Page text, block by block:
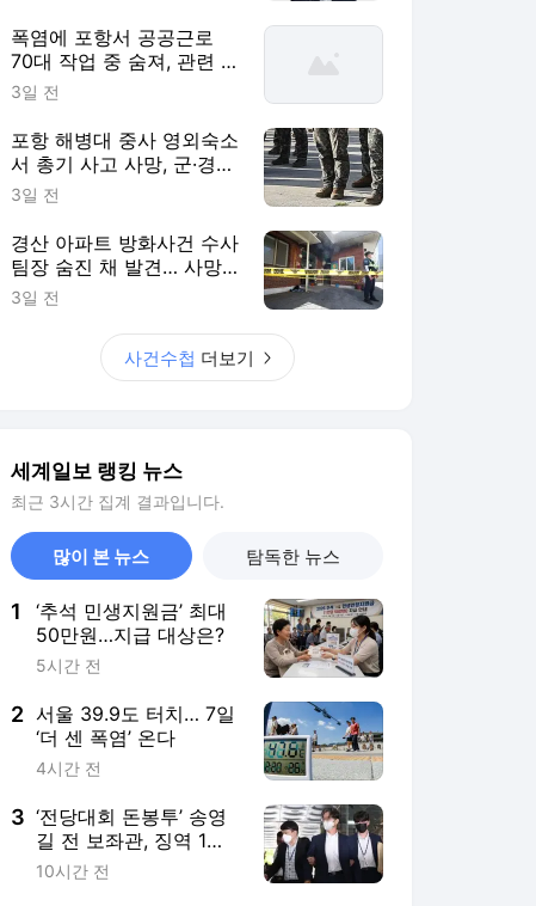
폭염에 포항서 공공근로
70대 작업 중 숨져, 관련 사
업 전면 중단 [사건수첩]
3일 전
포항 해병대 중사 영외숙소
서 총기 사고 사망, 군·경찰
수사 착수 [사건수첩]
3일 전
경산 아파트 방화사건 수사
팀장 숨진 채 발견… 사망
경위 조사 [사건수첩]
3일 전
사건수첩 더보기
세계일보 랭킹 뉴스
최근 3시간 집계 결과입니다.
많이 본 뉴스 탐독한 뉴스
1
‘추석 민생지원금’ 최대
50만원…지급 대상은?
5시간 전
2 서울 39.9도 터치… 7일
‘더 센 폭염’ 온다
4시간 전
3 ‘전당대회 돈봉투’ 송영
길 전 보좌관, 징역 1년2
개월 확정
10시간 전